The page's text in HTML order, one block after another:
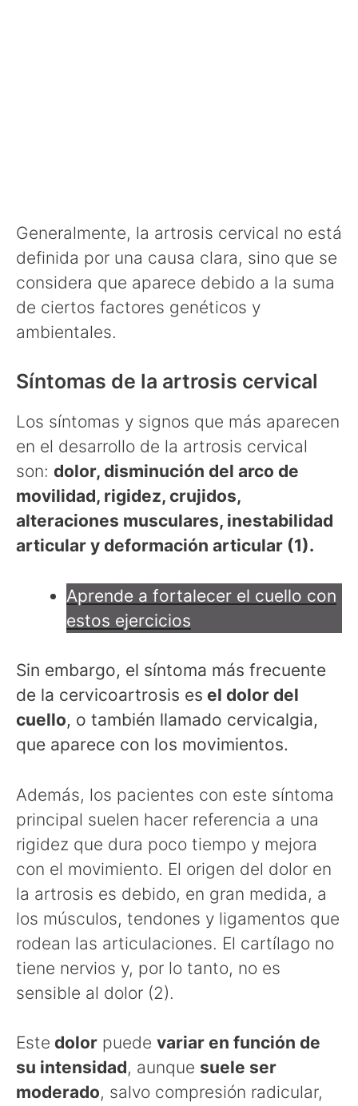
Generalmente, la artrosis cervical no está
definida por una causa clara, sino que se
considera que aparece debido a la suma
de ciertos factores genéticos y
ambientales.
Síntomas de la artrosis cervical
Los síntomas y signos que más aparecen
en el desarrollo de la artrosis cervical
son: dolor, disminución del arco de
movilidad, rigidez, crujidos,
alteraciones musculares, inestabilidad
articular y deformación articular (1).
Aprende a fortalecer el cuello con
estos ejercicios
Sin embargo, el síntoma más frecuente
de la cervicoartrosis es el dolor del
cuello, o también llamado cervicalgia,
que aparece con los movimientos.
Además, los pacientes con este síntoma
principal suelen hacer referencia a una
rigidez que dura poco tiempo y mejora
con el movimiento. El origen del dolor en
la artrosis es debido, en gran medida, a
los músculos, tendones y ligamentos que
rodean las articulaciones. El cartílago no
tiene nervios y, por lo tanto, no es
sensible al dolor (2).
Este dolor puede variar en función de
su intensidad, aunque suele ser
moderado, salvo compresión radicular,